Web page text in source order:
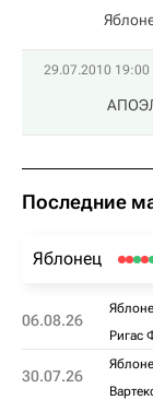
29.07.2010 19:00
Последние
Яблонец
06.08.26
Ригас
30.07.26